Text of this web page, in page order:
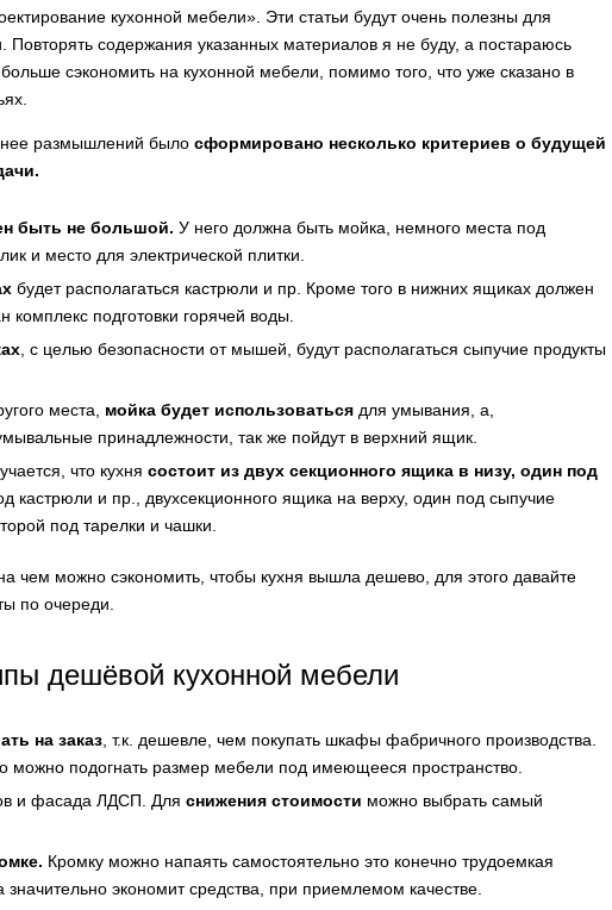
кухонной мебели». Эти статьи будут очень полезны для
Повторять содержания указанных материалов я не буду, а постараюсь
сэкономить на кухонной мебели, помимо того, что уже сказано в
размышлений было сформировано несколько критериев о будущей
быть не большой. У него должна быть мойка, немного места под
и место для электрической плитки.
будет располагаться кастрюли и пр. Кроме того в нижних ящиках должен
комплекс подготовки горячей воды.
, с целью безопасности от мышей, будут располагаться сыпучие продукты
места, мойка будет использоваться для умывания, а,
принадлежности, так же пойдут в верхний ящик.
что кухня состоит из двух секционного ящика в низу, один под
кастрюли и пр., двухсекционного ящика на верху, один под сыпучие
под тарелки и чашки.
чем можно сэкономить, чтобы кухня вышла дешево, для этого давайте
по очереди.
дешёвой кухонной мебели
на заказ , т.к. дешевле, чем покупать шкафы фабричного производства.
можно подогнать размер мебели под имеющееся пространство.
и фасада ЛДСП. Для снижения стоимости можно выбрать самый
Кромку можно напаять самостоятельно это конечно трудоемкая
экономит средства, при приемлемом качестве.